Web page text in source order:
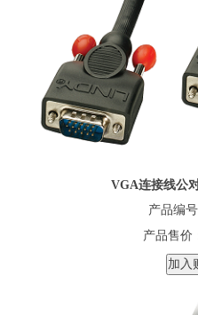
VGA连接线公
产品编
产品售价
加入